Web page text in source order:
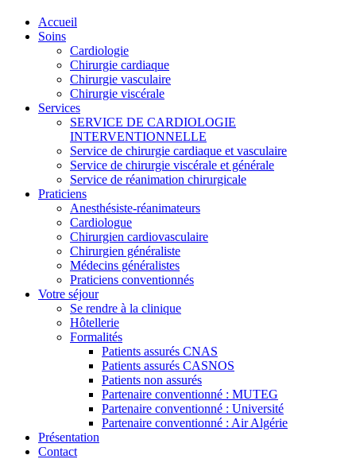
Accueil
Soins
Cardiologie
Chirurgie cardiaque
Chirurgie vasculaire
Chirurgie viscérale
Services
SERVICE DE CARDIOLOGIE
INTERVENTIONNELLE
Service de chirurgie cardiaque et vasculaire
Service de chirurgie viscérale et générale
Service de réanimation chirurgicale
Praticiens
Anesthésiste-réanimateurs
Cardiologue
Chirurgien cardiovasculaire
Chirurgien généraliste
Médecins généralistes
Praticiens conventionnés
Votre séjour
Se rendre à la clinique
Hôtellerie
Formalités
Patients assurés CNAS
Patients assurés CASNOS
Patients non assurés
Partenaire conventionné : MUTEG
Partenaire conventionné : Université
Partenaire conventionné : Air Algérie
Présentation
Contact